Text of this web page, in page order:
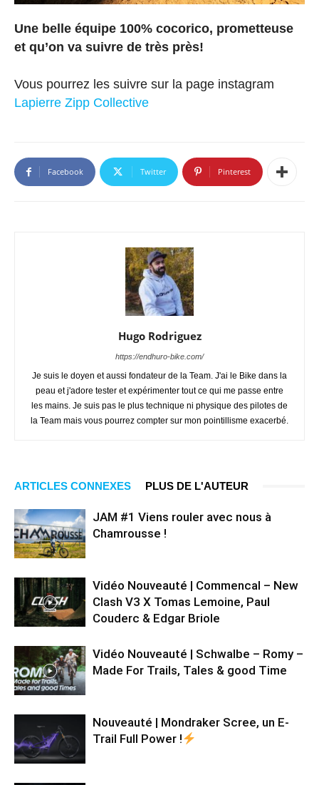
Une belle équipe 100% cocorico, prometteuse
et qu’on va suivre de très près!
Vous pourrez les suivre sur la page instagram
Lapierre Zipp Collective
Facebook Twitter Pinterest
Hugo Rodriguez
https://endhuro-bike.com/
Je suis le doyen et aussi fondateur de la Team. J'ai le Bike dans la
peau et j'adore tester et expérimenter tout ce qui me passe entre
les mains. Je suis pas le plus technique ni physique des pilotes de
la Team mais vous pourrez compter sur mon pointillisme exacerbé.
ARTICLES CONNEXES PLUS DE L'AUTEUR
JAM #1 Viens rouler avec nous à
Chamrousse !
Vidéo Nouveauté | Commencal – New
Clash V3 X Tomas Lemoine, Paul
Couderc & Edgar Briole
Vidéo Nouveauté | Schwalbe – Romy –
Made For Trails, Tales & good Time
Nouveauté | Mondraker Scree, un E-
Trail Full Power !